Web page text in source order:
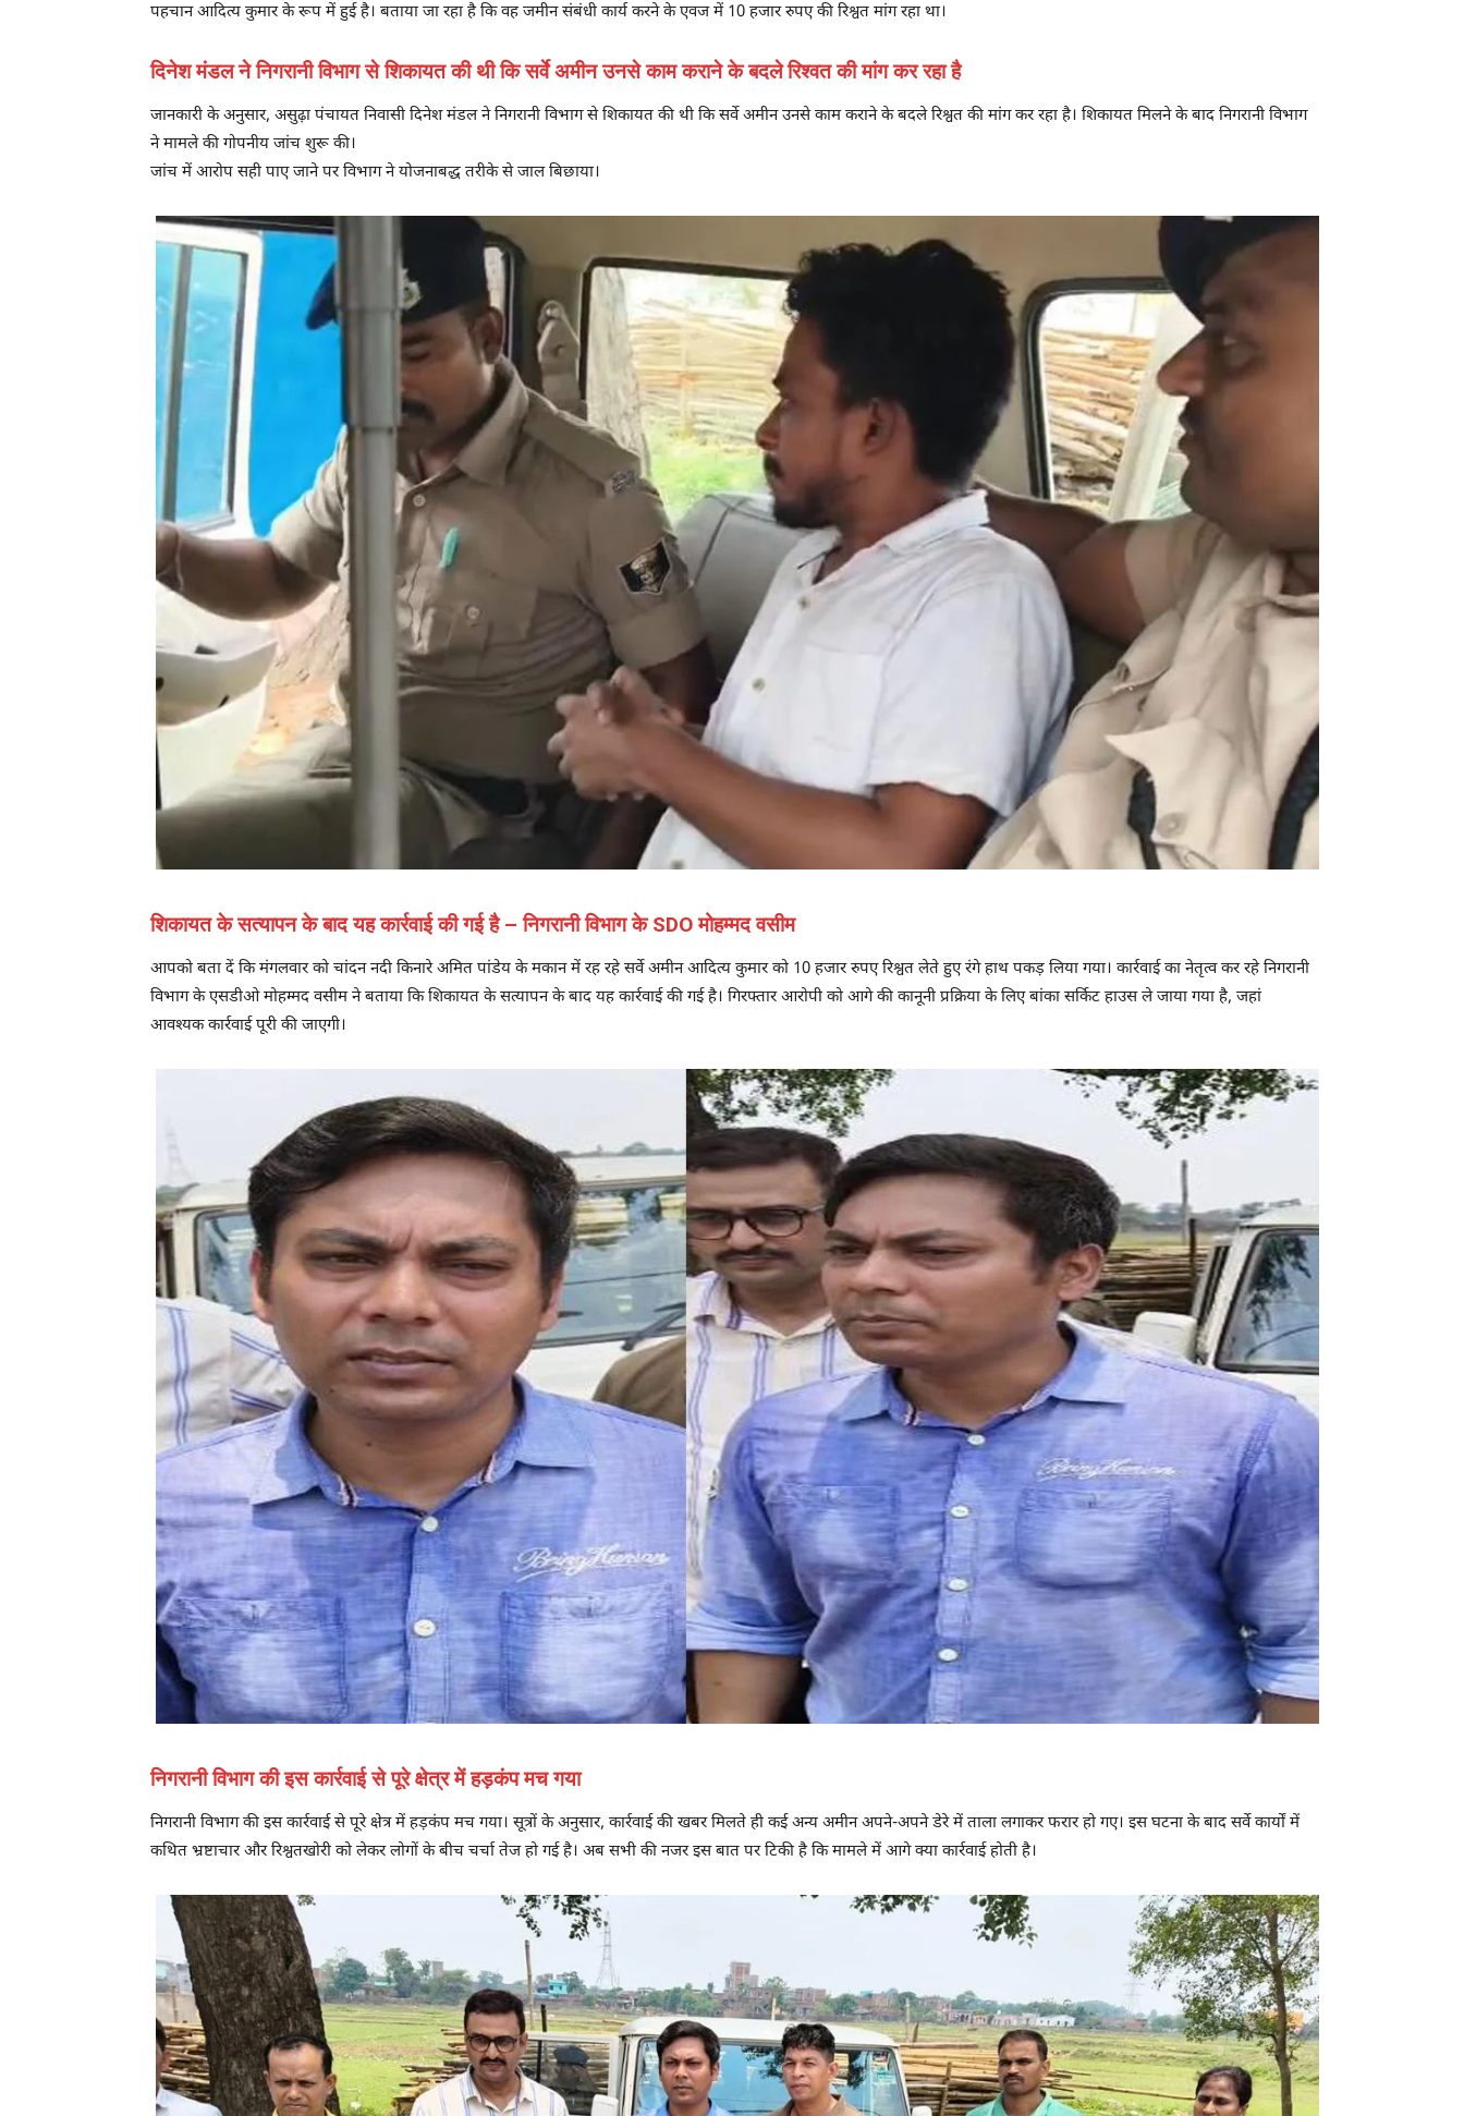
पहचान आदित्य कुमार के रूप में हुई है। बताया जा रहा है कि वह जमीन संबंधी कार्य करने के एवज में 10 हजार रुपए की रिश्वत मांग रहा था।
दिनेश मंडल ने निगरानी विभाग से शिकायत की थी कि सर्वे अमीन उनसे काम कराने के बदले रिश्वत की मांग कर रहा है
जानकारी के अनुसार, असुढ़ा पंचायत निवासी दिनेश मंडल ने निगरानी विभाग से शिकायत की थी कि सर्वे अमीन उनसे काम कराने के बदले रिश्वत की मांग कर रहा है। शिकायत मिलने के बाद निगरानी विभाग
ने मामले की गोपनीय जांच शुरू की।
जांच में आरोप सही पाए जाने पर विभाग ने योजनाबद्ध तरीके से जाल बिछाया।
शिकायत के सत्यापन के बाद यह कार्रवाई की गई है – निगरानी विभाग के SDO मोहम्मद वसीम
आपको बता दें कि मंगलवार को चांदन नदी किनारे अमित पांडेय के मकान में रह रहे सर्वे अमीन आदित्य कुमार को 10 हजार रुपए रिश्वत लेते हुए रंगे हाथ पकड़ लिया गया। कार्रवाई का नेतृत्व कर रहे निगरानी
विभाग के एसडीओ मोहम्मद वसीम ने बताया कि शिकायत के सत्यापन के बाद यह कार्रवाई की गई है। गिरफ्तार आरोपी को आगे की कानूनी प्रक्रिया के लिए बांका सर्किट हाउस ले जाया गया है, जहां
आवश्यक कार्रवाई पूरी की जाएगी।
निगरानी विभाग की इस कार्रवाई से पूरे क्षेत्र में हड़कंप मच गया
निगरानी विभाग की इस कार्रवाई से पूरे क्षेत्र में हड़कंप मच गया। सूत्रों के अनुसार, कार्रवाई की खबर मिलते ही कई अन्य अमीन अपने-अपने डेरे में ताला लगाकर फरार हो गए। इस घटना के बाद सर्वे कार्यों में
कथित भ्रष्टाचार और रिश्वतखोरी को लेकर लोगों के बीच चर्चा तेज हो गई है। अब सभी की नजर इस बात पर टिकी है कि मामले में आगे क्या कार्रवाई होती है।